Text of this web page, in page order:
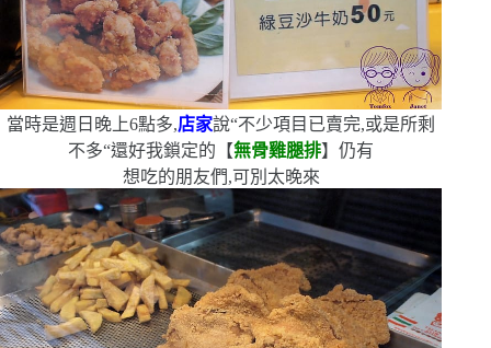
當時是週日晚上6點多,店家說“不少項目已賣完,或是所剩
不多“還好我鎖定的【無骨雞腿排】仍有
想吃的朋友們,可別太晚來